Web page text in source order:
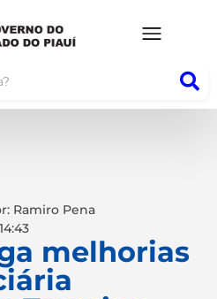
Ramiro Pena
14:43
melhorias